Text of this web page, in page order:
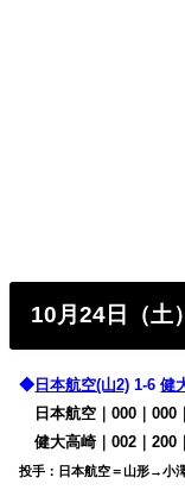
10月24日（土
◆ 日本航空(山2) 1-6健
日本航空｜000｜000
健大高崎｜002｜200
投手：日本航空＝山形→